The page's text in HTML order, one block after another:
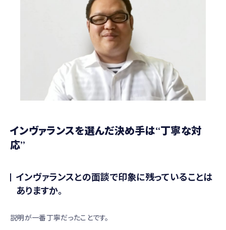
インヴァランスを選んだ決め手は“丁寧な対
応”
インヴァランスとの面談で印象に残っていることは
ありますか。
説明が一番丁寧だったことです。